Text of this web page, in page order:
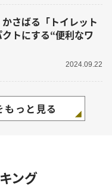
さばる「トイレット
トにする“便利なワ
2024.09.22
っと見る
ング